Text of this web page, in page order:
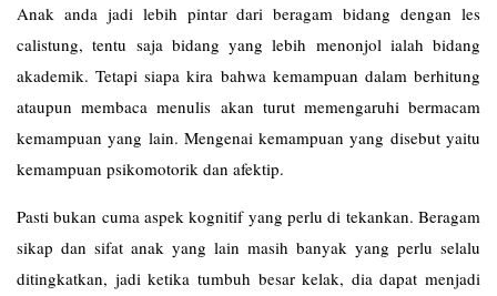
Anak anda jadi lebih pintar dari beragam bidang dengan les
calistung, tentu saja bidang yang lebih menonjol ialah bidang
akademik. Tetapi siapa kira bahwa kemampuan dalam berhitung
ataupun membaca menulis akan turut memengaruhi bermacam
kemampuan yang lain. Mengenai kemampuan yang disebut yaitu
kemampuan psikomotorik dan afektip.
Pasti bukan cuma aspek kognitif yang perlu di tekankan. Beragam
sikap dan sifat anak yang lain masih banyak yang perlu selalu
ditingkatkan, jadi ketika tumbuh besar kelak, dia dapat menjadi